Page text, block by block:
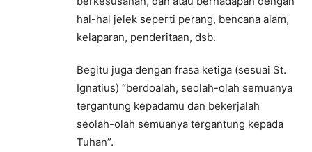
hal-hal jelek seperti perang, bencana alam,
kelaparan, penderitaan, dsb.
Begitu juga dengan frasa ketiga (sesuai St.
Ignatius) “berdoalah, seolah-olah semuanya
tergantung kepadamu dan bekerjalah
seolah-olah semuanya tergantung kepada
Tuhan”.